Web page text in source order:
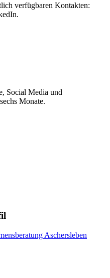
verfügbaren Kontakten:
Social Media und
Monate.
Aschersleben